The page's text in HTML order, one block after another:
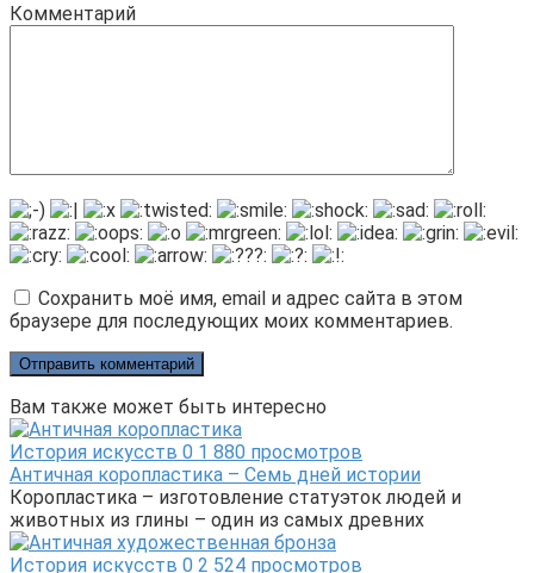
Комментарий
Сохранить моё имя, email и адрес сайта в этом
браузере для последующих моих комментариев.
Вам также может быть интересно
История искусств 0 1 880 просмотров
Античная коропластика – Семь дней истории
Коропластика – изготовление статуэток людей и
животных из глины – один из самых древних
История искусств 0 2 524 просмотров